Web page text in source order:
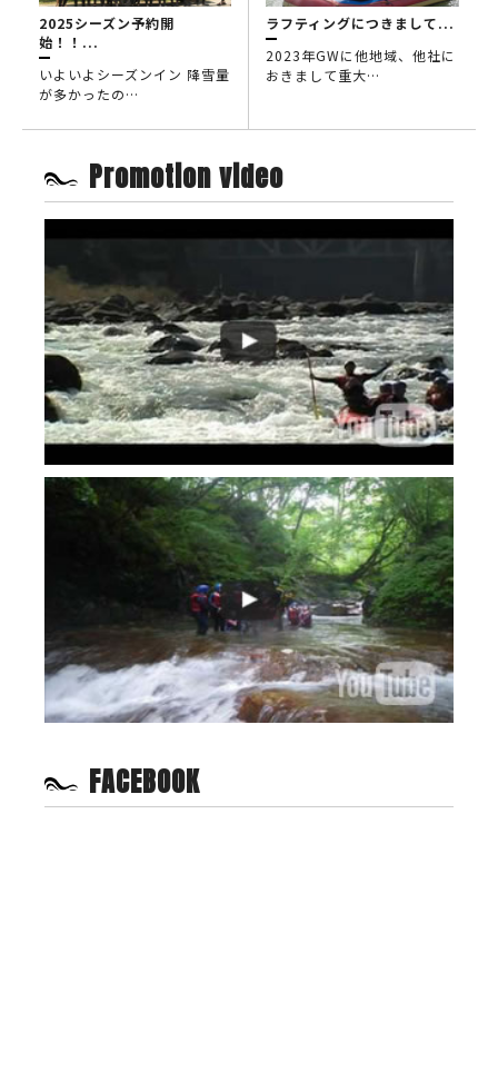
2025シーズン予約開
始！！...
いよいよシーズンイン 降雪量
が多かったの…
ラフティングにつきまして...
2023年GWに他地域、他社に
おきまして重大…
Promotion video
FACEBOOK